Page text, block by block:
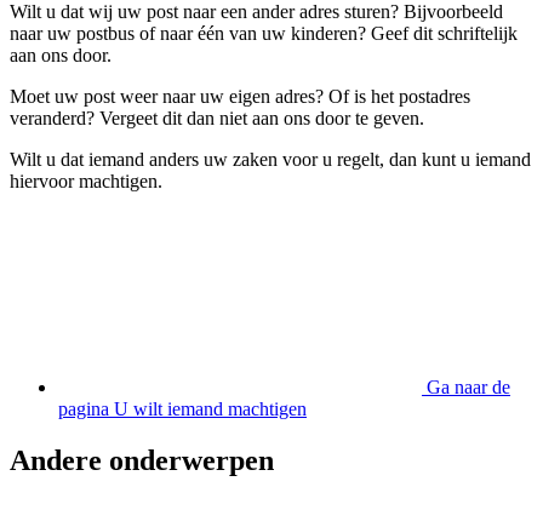
Wilt u dat wij uw post naar een ander adres sturen? Bijvoorbeeld
naar uw postbus of naar één van uw kinderen? Geef dit schriftelijk
aan ons door.
Moet uw post weer naar uw eigen adres? Of is het postadres
veranderd? Vergeet dit dan niet aan ons door te geven.
Wilt u dat iemand anders uw zaken voor u regelt, dan kunt u iemand
hiervoor machtigen.
Ga naar de
pagina U wilt iemand machtigen
Andere onderwerpen